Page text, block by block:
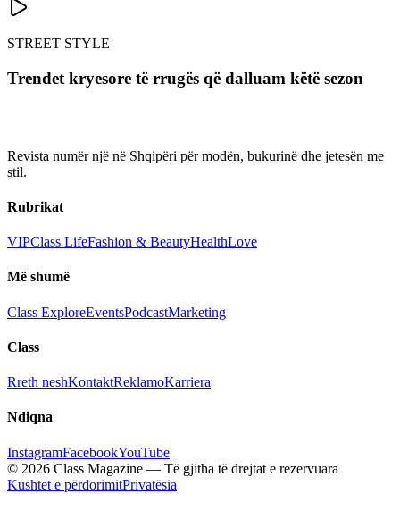
STREET STYLE
Trendet kryesore të rrugës që dalluam këtë sezon
Revista numër një në Shqipëri për modën, bukurinë dhe jetesën me
stil.
Rubrikat
VIPClass LifeFashion & BeautyHealthLove
Më shumë
Class ExploreEventsPodcastMarketing
Class
Rreth neshKontaktReklamoKarriera
Ndiqna
InstagramFacebookYouTube
© 2026 Class Magazine — Të gjitha të drejtat e rezervuara
Kushtet e përdorimitPrivatësia